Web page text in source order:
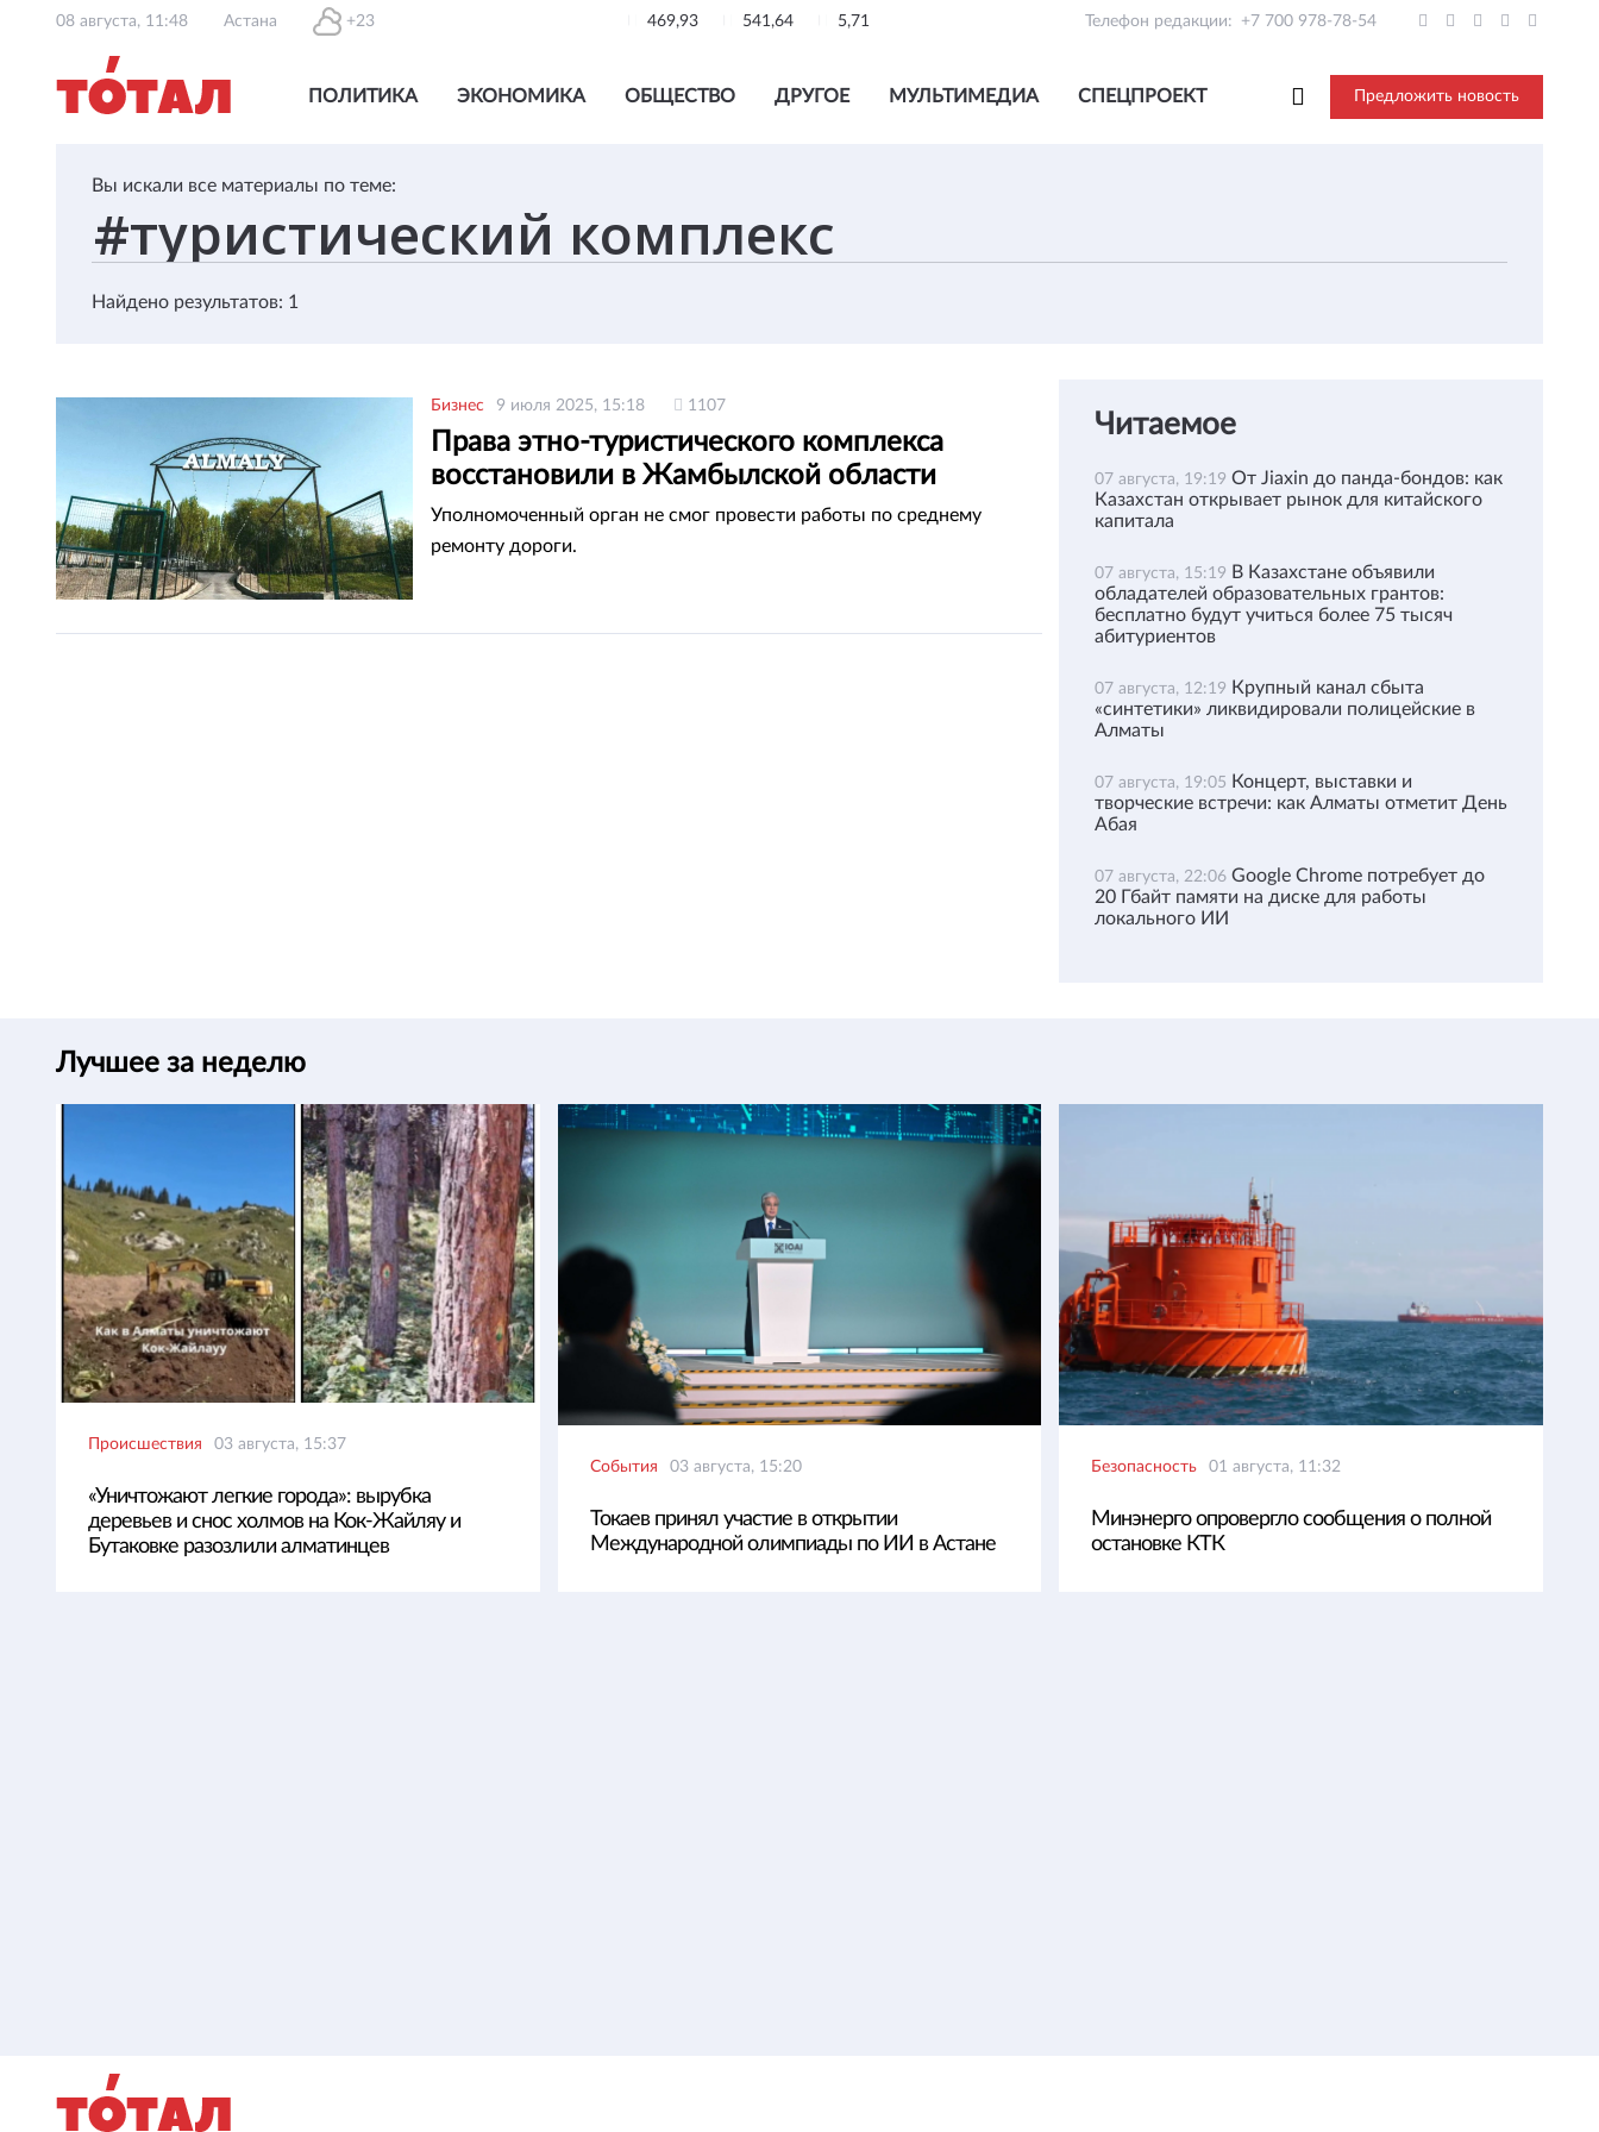
08 августа, 11:48 Астана +23 469,93 541,64 5,71 Телефон редакции: +7 700 978-78-54
ПОЛИТИКА ЭКОНОМИКА ОБЩЕСТВО ДРУГОЕ МУЛЬТИМЕДИА СПЕЦПРОЕКТ Предложить новость
Вы искали все материалы по теме:
Найдено результатов: 1
Бизнес 9 июля 2025, 15:18 1107
Права этно-туристического комплекса
восстановили в Жамбылской области
Уполномоченный орган не смог провести работы по среднему
ремонту дороги.
Читаемое
07 августа, 19:19 От Jiaxin до панда-бондов: как
Казахстан открывает рынок для китайского
капитала
07 августа, 15:19 В Казахстане объявили
обладателей образовательных грантов:
бесплатно будут учиться более 75 тысяч
абитуриентов
07 августа, 12:19 Крупный канал сбыта
«синтетики» ликвидировали полицейские в
Алматы
07 августа, 19:05 Концерт, выставки и
творческие встречи: как Алматы отметит День
Абая
07 августа, 22:06 Google Chrome потребует до
20 Гбайт памяти на диске для работы
локального ИИ
Лучшее за неделю
Происшествия 03 августа, 15:37
«Уничтожают легкие города»: вырубка
деревьев и снос холмов на Кок-Жайляу и
Бутаковке разозлили алматинцев
События 03 августа, 15:20
Токаев принял участие в открытии
Международной олимпиады по ИИ в Астане
Безопасность 01 августа, 11:32
Минэнерго опровергло сообщения о полной
остановке КТК